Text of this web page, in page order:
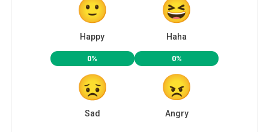
Happy Haha
0%
Sad
0%
Angry